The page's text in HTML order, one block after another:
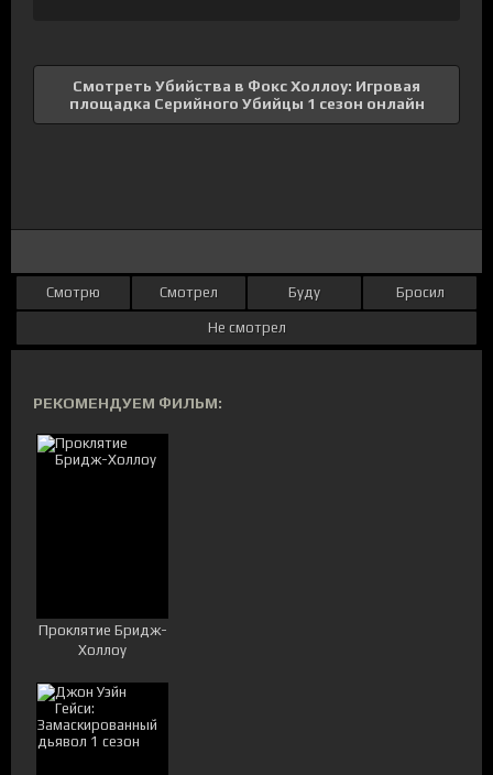
Смотреть Убийства в Фокс Холлоу: Игровая
площадка Серийного Убийцы 1 сезон онлайн
Смотрю Смотрел Буду Бросил
Не смотрел
РЕКОМЕНДУЕМ ФИЛЬМ:
Проклятие Бридж-
Холлоу